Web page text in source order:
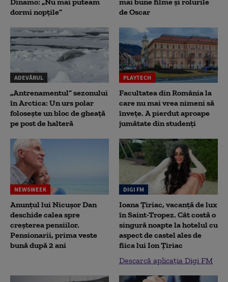
dormi nopțile”
de Oscar
ADEVĂRUL
„Antrenamentul” sezonului
în Arctica: Un urs polar
folosește un bloc de gheață
pe post de halteră
PLAYTECH
Facultatea din România la
care nu mai vrea nimeni să
înveţe. A pierdut aproape
jumătate din studenţi
NEWSWEEK
Anunțul lui Nicușor Dan
deschide calea spre
creșterea pensiilor.
Pensionarii, prima veste
bună după 2 ani
DIGI FM
Ioana Țiriac, vacanță de lux
în Saint-Tropez. Cât costă o
singură noapte la hotelul cu
aspect de castel ales de
fiica lui Ion Țiriac
Descarcă aplicația Digi FM